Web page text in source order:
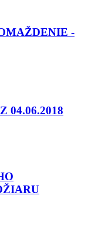
-
04.06.2018